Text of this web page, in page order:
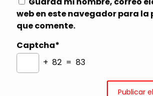
web en este navegador para la
que comente.
Captcha*
+ 82 = 83